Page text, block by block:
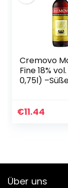
Cremovo
Fine 18%
0,75l)
Charakter –
€11.44
Über uns